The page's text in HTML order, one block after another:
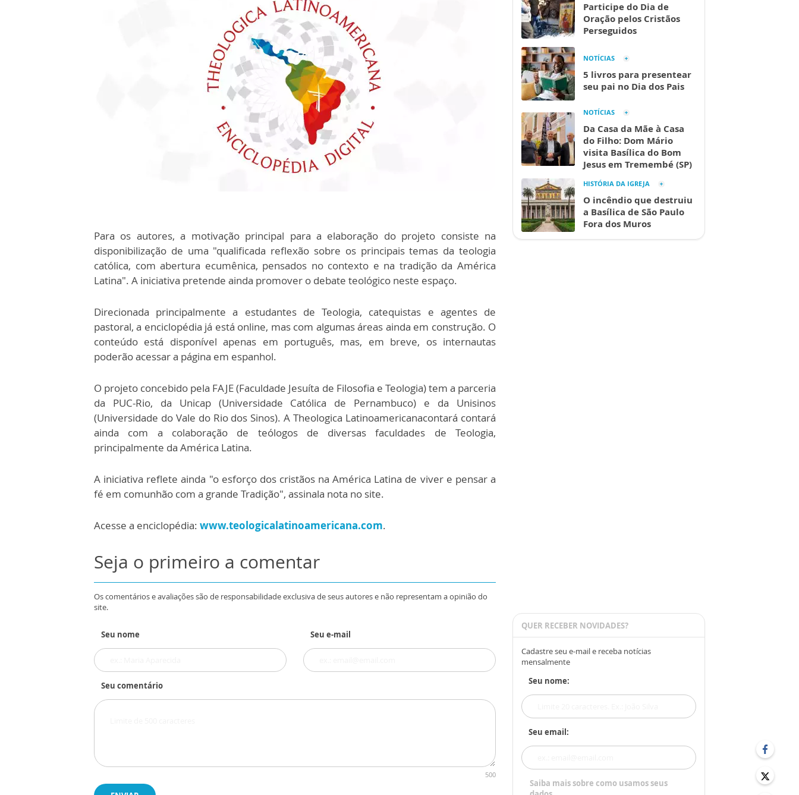
Para os autores, a motivação principal para a elaboração do projeto consiste na
disponibilização de uma "qualificada reflexão sobre os principais temas da teologia
católica, com abertura ecumênica, pensados no contexto e na tradição da América
Latina". A iniciativa pretende ainda promover o debate teológico neste espaço.
Direcionada principalmente a estudantes de Teologia, catequistas e agentes de
pastoral, a enciclopédia já está online, mas com algumas áreas ainda em construção. O
conteúdo está disponível apenas em português, mas, em breve, os internautas
poderão acessar a página em espanhol.
O projeto concebido pela FAJE (Faculdade Jesuíta de Filosofia e Teologia) tem a parceria
da PUC-Rio, da Unicap (Universidade Católica de Pernambuco) e da Unisinos
(Universidade do Vale do Rio dos Sinos). A Theologica Latinoamericanacontará contará
ainda com a colaboração de teólogos de diversas faculdades de Teologia,
principalmente da América Latina.
A iniciativa reflete ainda "o esforço dos cristãos na América Latina de viver e pensar a
fé em comunhão com a grande Tradição", assinala nota no site.
Acesse a enciclopédia: www.teologicalatinoamericana.com.
Seja o primeiro a comentar
Os comentários e avaliações são de responsabilidade exclusiva de seus autores e não representam a opinião do
site.
Seu nome Seu e-mail
Seu comentário
500
Participe do Dia de
Oração pelos Cristãos
Perseguidos
NOTÍCIAS
5 livros para presentear
seu pai no Dia dos Pais
NOTÍCIAS
Da Casa da Mãe à Casa
do Filho: Dom Mário
visita Basílica do Bom
Jesus em Tremembé (SP)
HISTÓRIA DA IGREJA
O incêndio que destruiu
a Basílica de São Paulo
Fora dos Muros
QUER RECEBER NOVIDADES?
Cadastre seu e-mail e receba notícias
mensalmente
Seu nome:
Seu email:
Saiba mais sobre como usamos seus